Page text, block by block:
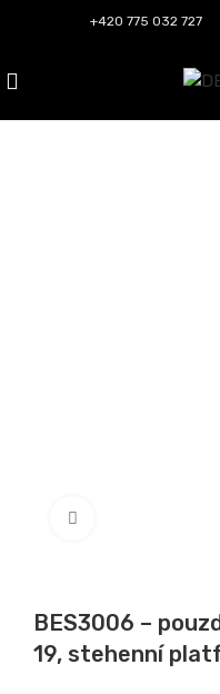
+420 775 032 727
BES3006 –
19, stehenní